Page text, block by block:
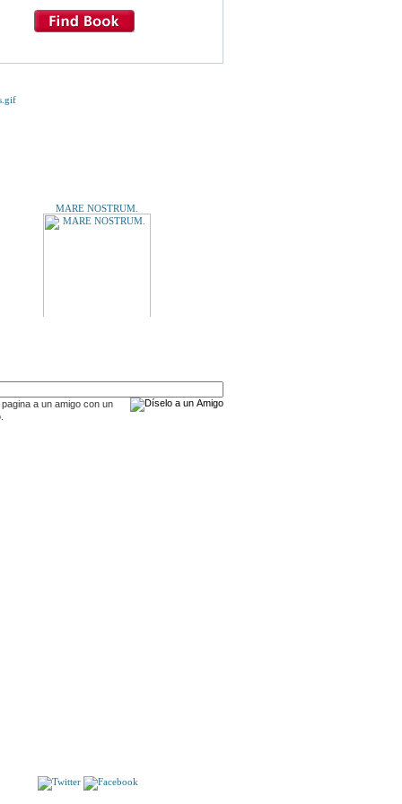
a un amigo con un